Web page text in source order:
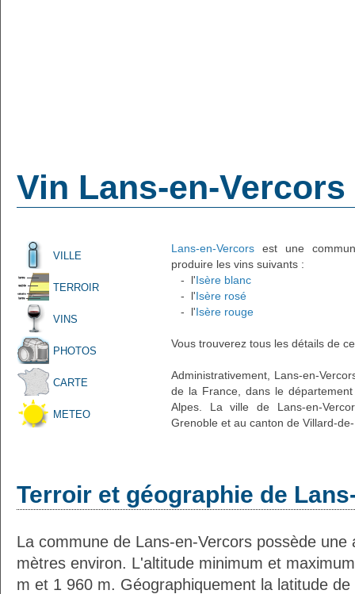
Vin Lans-en-Vercors
VILLE
TERROIR
VINS
PHOTOS
CARTE
METEO
Lans-en-Vercors est une
produire les vins suivants :
- l'Isère blanc
- l'Isère rosé
- l'Isère rouge
Vous trouverez tous les détails de
Administrativement, Lans-en-
de la France, dans le
Alpes. La ville de Lans-en-
Grenoble et au canton de Villard-
Terroir et géographie de
La commune de Lans-en-Vercors possède
mètres environ. L'altitude minimum et
m et 1 960 m. Géographiquement la latitude